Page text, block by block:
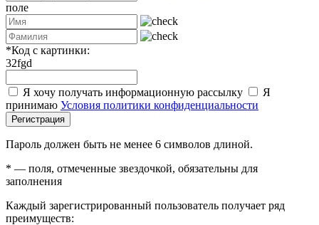
поле
*Код с картинки:
32fgd
Я хочу получать информационную рассылку
Я
принимаю Условия политики конфиденциальности
Регистрация
Пароль должен быть не менее 6 символов длиной.
* — поля, отмеченные звездочкой, обязательны для
заполнения
Каждый зарегистрированный пользователь получает ряд
преимуществ: